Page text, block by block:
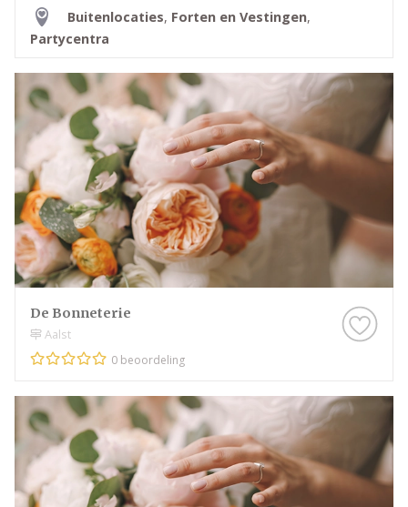
Buitenlocaties, Forten en Vestingen,
Partycentra
De Bonneterie
Aalst
0 beoordeling